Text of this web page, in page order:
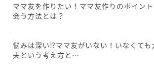
ママ友を作りたい！ママ友作りのポイン
会う方法とは？
悩みは深い⁉ママ友がいない！いなくても
夫という考え方と…